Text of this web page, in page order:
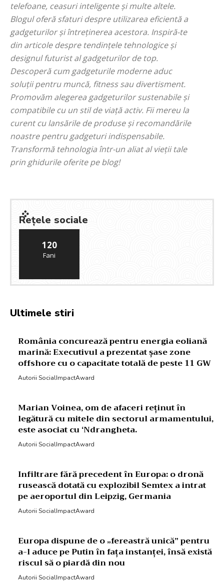
telefoane, ceasuri inteligente și multe altele.
Blogul oferă sfaturi despre utilizarea eficientă a
gadgeturilor și întreținerea acestora. Inspiră-te
din articole despre tendințele tehnologice și
designul futurist al gadgeturilor de top.
Descoperă cum gadgeturile moderne aduc
soluții pentru muncă, fitness sau divertisment.
Promovăm alegerea gadgeturilor sustenabile și
compatibile cu un stil de viață activ. Fii mereu la
curent cu lansările de produse și recomandările
noastre pentru gadgeturi indispensabile.
Transformă tehnologia într-un aliat al vieții tale
prin ghidurile oferite pe blog!
Rețele sociale
120
Fani
Ultimele stiri
România concurează pentru energia eoliană
marină: Executivul a prezentat șase zone
offshore cu o capacitate totală de peste 11 GW
Autorii SocialImpactAward
Marian Voinea, om de afaceri reținut în
legătură cu mitele din sectorul armamentului,
este asociat cu ‘Ndrangheta.
Autorii SocialImpactAward
Infiltrare fără precedent în Europa: o dronă
rusească dotată cu explozibil Semtex a intrat
pe aeroportul din Leipzig, Germania
Autorii SocialImpactAward
Europa dispune de o „fereastră unică” pentru
a-l aduce pe Putin în fața instanței, însă există
riscul să o piardă din nou
Autorii SocialImpactAward